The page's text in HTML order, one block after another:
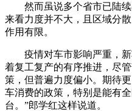
然而虽说多个省市已陆
来看力度并不大，且区域分
作用有限。
疫情对车市影响严重，
着复工复产的有序推进，尽
策，但普遍力度偏小。期待
车消费的政策，特别是能有
台。”郎学红这样说道。